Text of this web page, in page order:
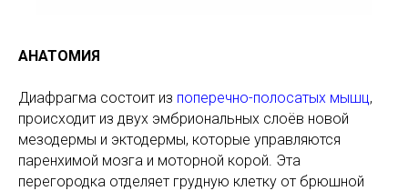
АНАТОМИЯ
Диафрагма состоит из поперечно-полосатых мышц,
происходит из двух эмбриональных слоёв новой
мезодермы и эктодермы, которые управляются
паренхимой мозга и моторной корой. Эта
перегородка отделяет грудную клетку от брюшной